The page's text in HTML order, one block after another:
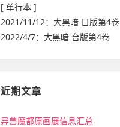
[ 单行本 ]
2021/11/12：大黑暗 日版第4卷
2022/4/7：大黑暗 台版第4卷
近期文章
异兽魔都原画展信息汇总